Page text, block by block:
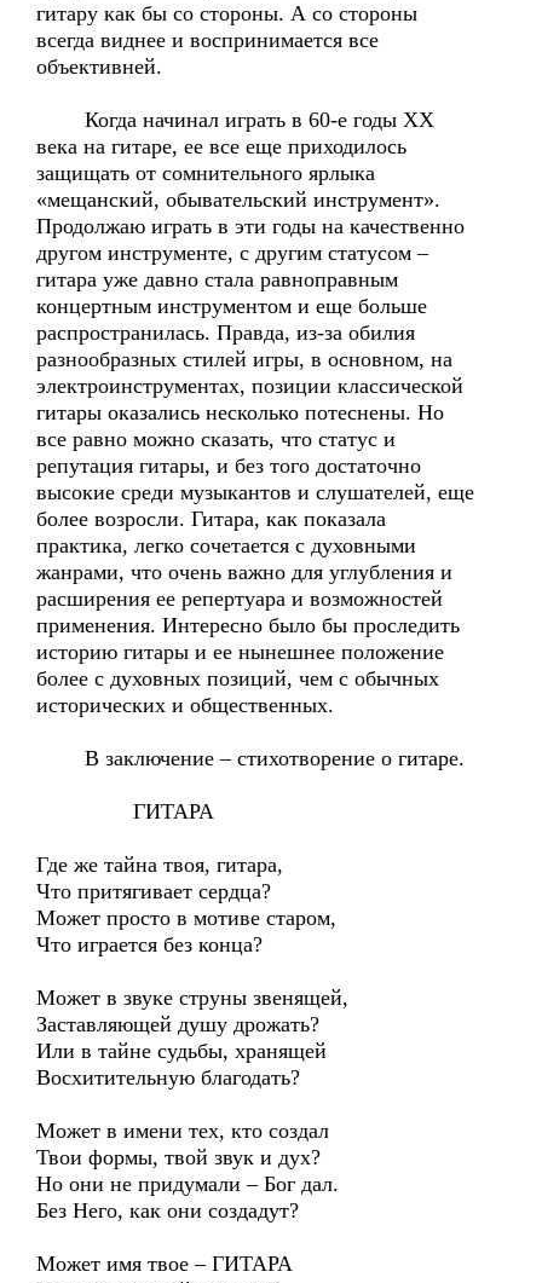
гитару как бы со стороны. А со стороны
всегда виднее и воспринимается все
объективней.
Когда начинал играть в 60-е годы ХХ
века на гитаре, ее все еще приходилось
защищать от сомнительного ярлыка
«мещанский, обывательский инструмент».
Продолжаю играть в эти годы на качественно
другом инструменте, с другим статусом –
гитара уже давно стала равноправным
концертным инструментом и еще больше
распространилась. Правда, из-за обилия
разнообразных стилей игры, в основном, на
электроинструментах, позиции классической
гитары оказались несколько потеснены. Но
все равно можно сказать, что статус и
репутация гитары, и без того достаточно
высокие среди музыкантов и слушателей, еще
более возросли. Гитара, как показала
практика, легко сочетается с духовными
жанрами, что очень важно для углубления и
расширения ее репертуара и возможностей
применения. Интересно было бы проследить
историю гитары и ее нынешнее положение
более с духовных позиций, чем с обычных
исторических и общественных.
В заключение – стихотворение о гитаре.
ГИТАРА
Где же тайна твоя, гитара,
Что притягивает сердца?
Может просто в мотиве старом,
Что играется без конца?
Может в звуке струны звенящей,
Заставляющей душу дрожать?
Или в тайне судьбы, хранящей
Восхитительную благодать?
Может в имени тех, кто создал
Твои формы, твой звук и дух?
Но они не придумали – Бог дал.
Без Него, как они создадут?
Может имя твое – ГИТАРА